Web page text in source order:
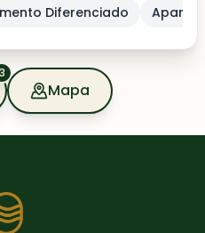
3
Mapa
Diferenciado